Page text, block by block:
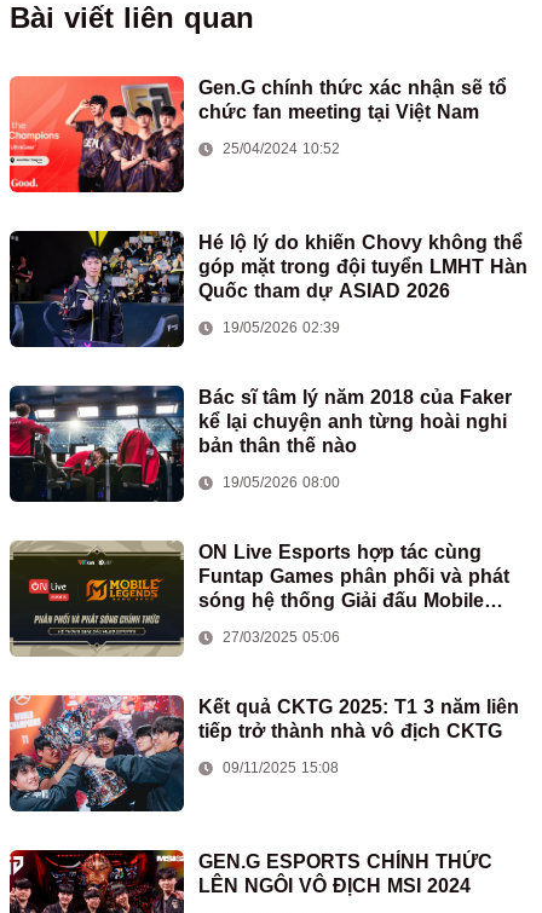
Bài viết liên quan
Gen.G chính thức xác nhận sẽ tổ
chức fan meeting tại Việt Nam
25/04/2024 10:52
Hé lộ lý do khiến Chovy không thể
góp mặt trong đội tuyển LMHT Hàn
Quốc tham dự ASIAD 2026
19/05/2026 02:39
Bác sĩ tâm lý năm 2018 của Faker
kể lại chuyện anh từng hoài nghi
bản thân thế nào
19/05/2026 08:00
ON Live Esports hợp tác cùng
Funtap Games phân phối và phát
sóng hệ thống Giải đấu Mobile
27/03/2025 05:06
Kết quả CKTG 2025: T1 3 năm liên
tiếp trở thành nhà vô địch CKTG
09/11/2025 15:08
GEN.G ESPORTS CHÍNH THỨC
LÊN NGÔI VÔ ĐỊCH MSI 2024